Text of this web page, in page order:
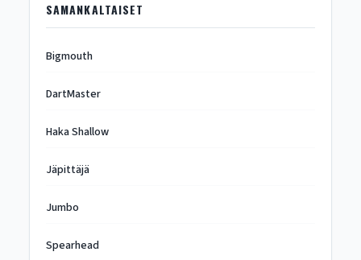
SAMANKALTAISET
Bigmouth
DartMaster
Haka Shallow
Jäpittäjä
Jumbo
Spearhead